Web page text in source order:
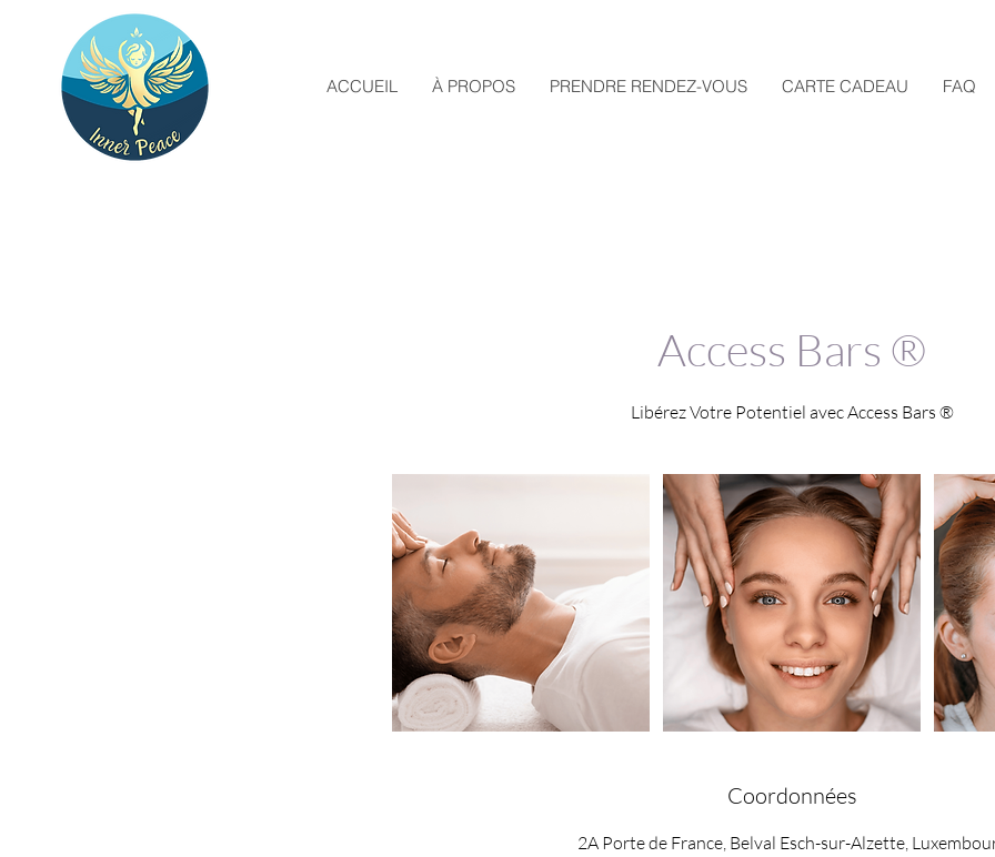
ACCUEIL À PROPOS PRENDRE RENDEZ-VOUS CARTE CADEAU FAQ
Access Bars ®
Libérez Votre Potentiel avec Access Bars ®
Coordonnées
2A Porte de France, Belval Esch-sur-Alzette,